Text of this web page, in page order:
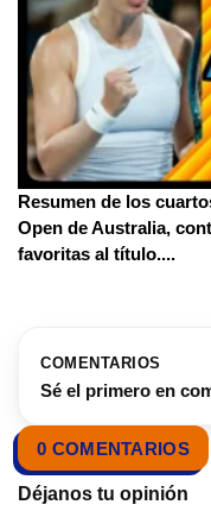
Resumen de los
Open de Australia,
favoritas al título....
COMENTARIOS
Sé el primero en
0 COMENTARIOS